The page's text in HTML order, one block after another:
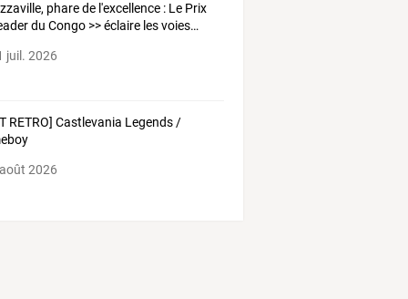
pharede l'excellence : Le Prix
du Congo >>éclaire lesvoies…
juil. 2026
RETRO] Castlevania Legends /
2026